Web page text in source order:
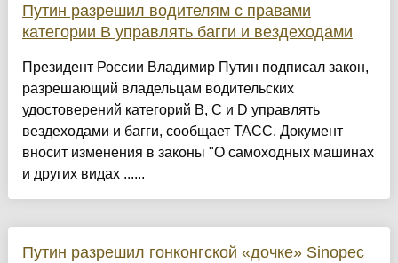
Путин разрешил водителям с правами
категории В управлять багги и вездеходами
Президент России Владимир Путин подписал закон,
разрешающий владельцам водительских
удостоверений категорий B, C и D управлять
вездеходами и багги, сообщает ТАСС. Документ
вносит изменения в законы "О самоходных машинах
и других видах ......
Путин разрешил гонконгской «дочке» Sinopec